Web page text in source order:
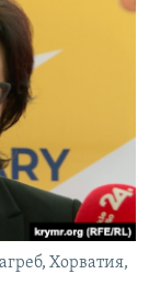
Хорватия,